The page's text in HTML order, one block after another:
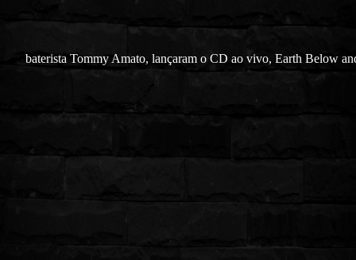
baterista Tommy Amato, lançaram o CD ao vivo, Earth Below